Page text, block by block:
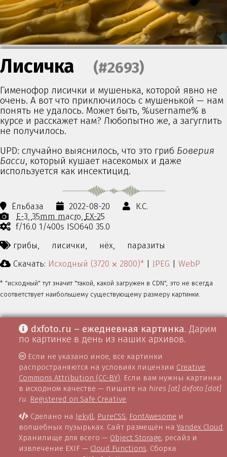
Лисичка (#2693)
Гименофор лисички и мушенька, которой явно не
очень. А вот что приключилось с мушенькой — нам
понять не удалось. Может быть, %username% в
курсе и расскажет нам? Любопытно же, а загуглить
не получилось.
UPD: случайно выяснилось, что это гриб Боверия
Басси, который кушает насекомых и даже
используется как инсектицид.
Ёльбаза 2022-08-20
К.С.
E-3 35mm macro EX-25
f/16.0 1/400s ISO640 35.0
грибы,
лисички, нёх,
паразиты
Скачать: Исходный (3720 ⨉ 2800)* JPEG WebP
* "исходный" тут значит "такой, какой загружен в CDN", это не всегда
соответствует наибольшему существующему размеру картинки.
dxfoto.ru – ежедневная картинка. Дарим
по картинке в день из наших архивов.
Если не указано иное, все картинки
распространяются на условиях лицензии Creative
Commons Attribution (CC-BY). Если вам нужны картинки
в исходном качестве — пишите на hires [at] dxfoto [dot]
ru. Registered on Safe Creative
Сделано на Jekyll, PureCSS, FontAwesome и
волшебных пузырьках. Сайт размещён наYandex Cloud.
Хранилище для всего — Object Storage, ресайз и
извлечение EXIF — Cloud Functions. Сборка